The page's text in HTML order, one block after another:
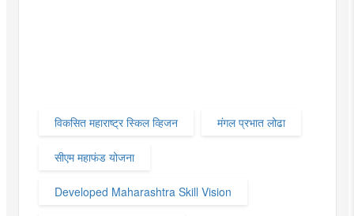
विकसित महाराष्ट्र स्किल व्हिजन मंगल प्रभात लोढा
सीएम महाफंड योजना
Developed Maharashtra Skill Vision